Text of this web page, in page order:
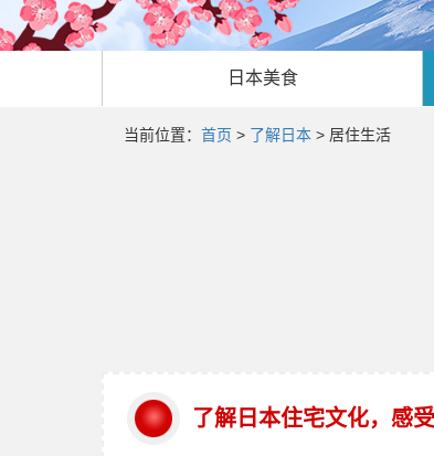
日本美食
当前位置： 首页 > 了解日本 > 居住生活
了解日本住宅文化，感